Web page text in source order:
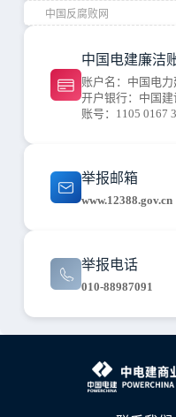
中国反腐败网
中国电建廉洁
账户名：中国电
开户银行：中国
账号：1105 0167
举报邮箱
www.12388.gov.cn
举报电话
010-88987091